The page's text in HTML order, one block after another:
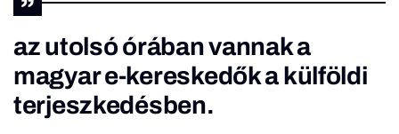
az utolsó órában vannak a
magyar e-kereskedők a külföldi
terjeszkedésben.